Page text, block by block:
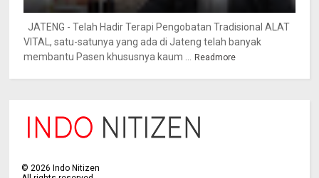
JATENG - Telah Hadir Terapi Pengobatan Tradisional ALAT
VITAL, satu-satunya yang ada di Jateng telah banyak
membantu Pasen khususnya kaum ...
Readmore
©2026 Indo Nitizen